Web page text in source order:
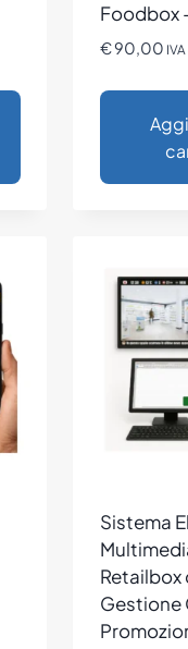
Foodbox
€90,00
Sistema
Gestione